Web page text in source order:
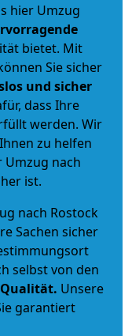
hier Umzug
bietet. Mit
Sie sicher
und sicher
dass Ihre
werden. Wir
zu helfen
Umzug nach
ist.
nach Rostock
Sachen sicher
selbst von den
. Unsere
garantiert